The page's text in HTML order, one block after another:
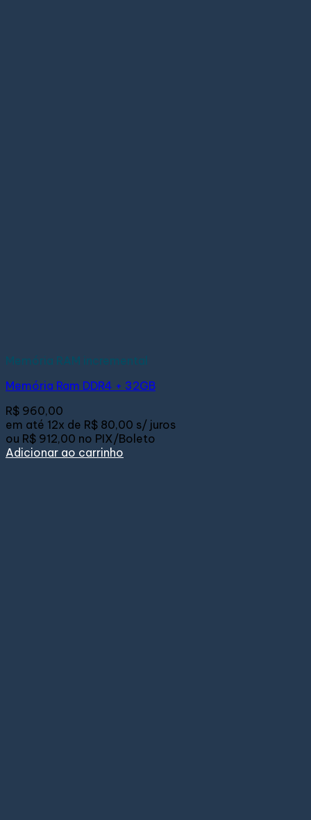
Memória RAM incremental
Memória Ram DDR4 + 32GB
R$ 960,00
em até 12x de R$ 80,00 s/ juros
ou R$ 912,00 no PIX/Boleto
Adicionar ao carrinho